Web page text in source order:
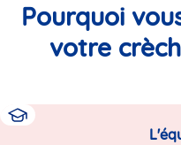
Pourquoi
votre